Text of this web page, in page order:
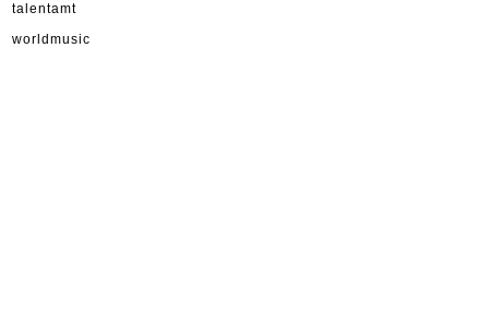
talentamt
worldmusic